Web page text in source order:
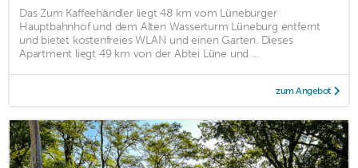
Das Zum Kaffeehändler liegt 48 km vom Lüneburger
Hauptbahnhof und dem Alten Wasserturm Lüneburg entfernt
und bietet kostenfreies WLAN und einen Garten. Dieses
Apartment liegt 49 km von der Abtei Lüne und ...
zum Angebot